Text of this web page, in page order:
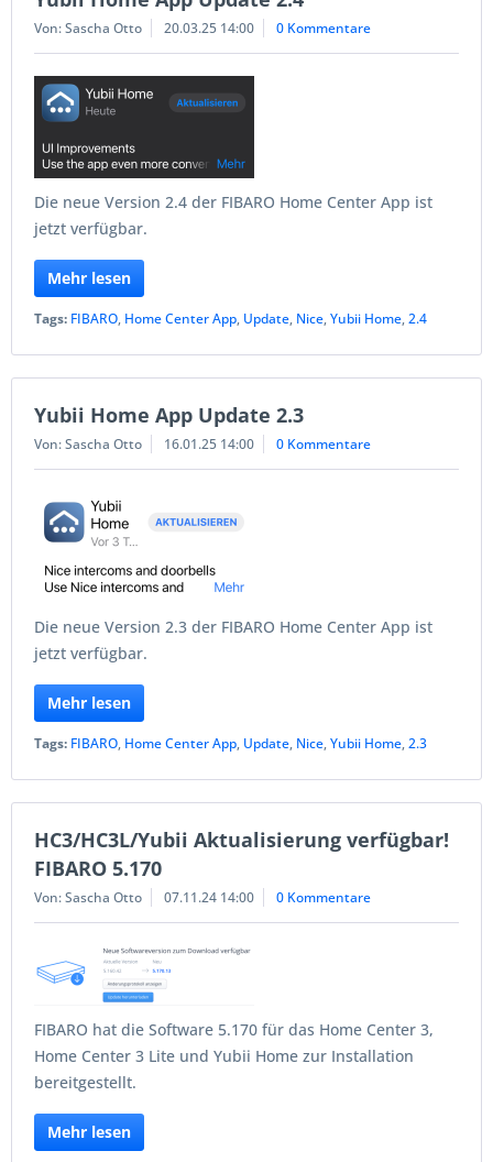
Von: Sascha Otto 20.03.25 14:00 0 Kommentare
Die neue Version 2.4 der FIBARO Home Center App ist
jetzt verfügbar.
Mehr lesen
Tags: FIBARO, Home Center App, Update, Nice,Yubii Home,2.4
Yubii Home App Update 2.3
Von: Sascha Otto 16.01.25 14:00 0 Kommentare
Die neue Version 2.3 der FIBARO Home Center App ist
jetzt verfügbar.
Mehr lesen
Tags: FIBARO, Home Center App, Update, Nice,Yubii Home,2.3
HC3/HC3L/Yubii Aktualisierung verfügbar!
FIBARO 5.170
Von: Sascha Otto 07.11.24 14:00 0 Kommentare
FIBARO hat die Software 5.170 für das Home Center 3,
Home Center 3 Lite und Yubii Home zur Installation
bereitgestellt.
Mehr lesen